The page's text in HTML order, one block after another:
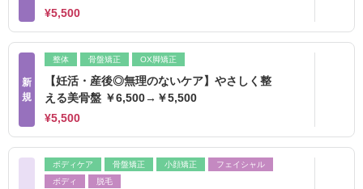
¥5,500
新
規
整体 骨盤矯正 OX脚矯正
【妊活・産後◎無理のないケア】やさしく整
える美骨盤 ￥6,500→￥5,500
¥5,500
ボディケア 骨盤矯正 小顔矯正
フェイシャル
ボディ
脱毛